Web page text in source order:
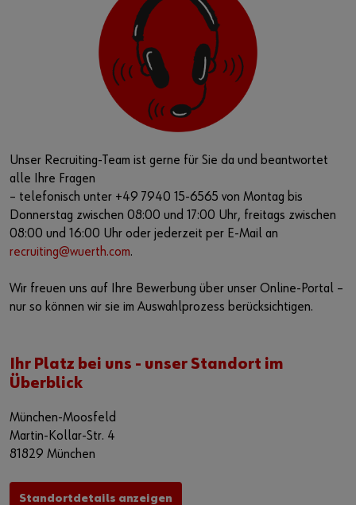
Unser Recruiting-Team ist gerne für Sie da und beantwortet
alle Ihre Fragen
– telefonisch unter +49 7940 15-6565 von Montag bis
Donnerstag zwischen 08:00 und 17:00 Uhr, freitags zwischen
08:00 und 16:00 Uhr oder jederzeit per E-Mail an
recruiting@wuerth.com.
Wir freuen uns auf Ihre Bewerbung über unser Online-Portal –
nur so können wir sie im Auswahlprozess berücksichtigen.
Ihr Platz bei uns - unser Standort im
Überblick
München-Moosfeld
Martin-Kollar-Str. 4
81829 München
Standortdetails anzeigen